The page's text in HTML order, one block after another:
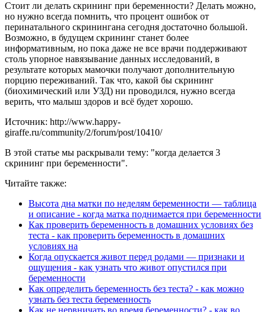
Стоит ли делать скрининг при беременности? Делать можно,
но нужно всегда помнить, что процент ошибок от
перинатального скринингана сегодня достаточно большой.
Возможно, в будущем скрининг станет более
информативным, но пока даже не все врачи поддерживают
столь упорное навязывание данных исследований, в
результате которых мамочки получают дополнительную
порцию переживаний. Так что, какой бы скрининг
(биохимический или УЗД) ни проводился, нужно всегда
верить, что малыш здоров и всё будет хорошо.
Источник: http://www.happy-
giraffe.ru/community/2/forum/post/10410/
В этой статье мы раскрывали тему: "когда делается 3
скрининг при беременности".
Читайте также:
Высота дна матки по неделям беременности — таблица
и описание - когда матка поднимается при беременности
Как проверить беременность в домашних условиях без
теста - как проверить беременность в домашних
условиях на
Когда опускается живот перед родами — признаки и
ощущения - как узнать что живот опустился при
беременности
Как определить беременность без теста? - как можно
узнать без теста беременность